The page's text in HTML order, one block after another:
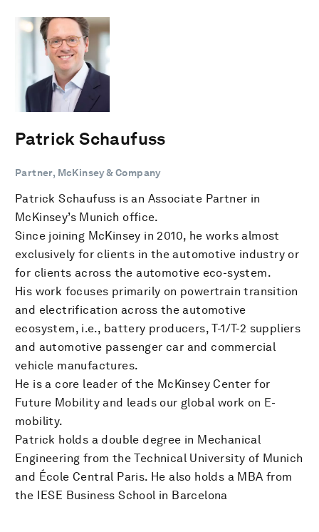
Patrick Schaufuss
Partner, McKinsey & Company
Patrick Schaufuss is an Associate Partner in
McKinsey’s Munich office.
Since joining McKinsey in 2010, he works almost
exclusively for clients in the automotive industry or
for clients across the automotive eco-system.
His work focuses primarily on powertrain transition
and electrification across the automotive
ecosystem, i.e., battery producers, T-1/T-2 suppliers
and automotive passenger car and commercial
vehicle manufactures.
He is a core leader of the McKinsey Center for
Future Mobility and leads our global work on E-
mobility.
Patrick holds a double degree in Mechanical
Engineering from the Technical University of Munich
and École Central Paris. He also holds a MBA from
the IESE Business School in Barcelona